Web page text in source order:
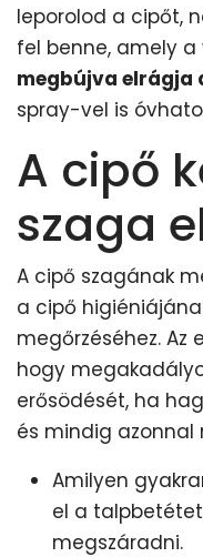
leporolod a cipőt,
fel benne, amely a
megbújva elrágja
spray-vel is
A cipő
szaga
A cipő szagának
a cipő
megőrzéséhez. Az
hogy
erősödését, ha
és mindig azonnal
Amilyen
el a
megszáradni.